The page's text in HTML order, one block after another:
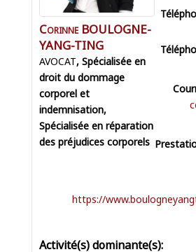
Corinne BOULOGNE-
YANG-TING
AVOCAT
https://